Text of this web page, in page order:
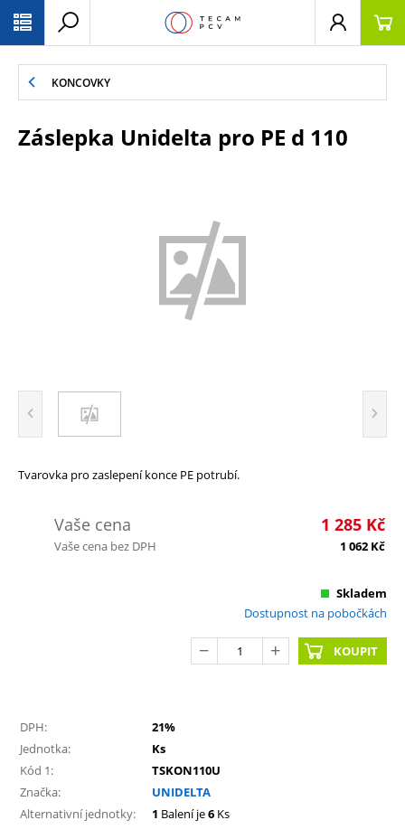
KONCOVKY
Záslepka Unidelta pro PE d 110
Tvarovka pro zaslepení konce PE potrubí.
Vaše cena 1 285 Kč
Vaše cena bez DPH 1 062 Kč
Skladem
Dostupnost na pobočkách
KOUPIT
DPH:
21%
Jednotka:
Ks
Kód 1:
TSKON110U
Značka:
UNIDELTA
Alternativní jednotky:
1 Balení je6 Ks